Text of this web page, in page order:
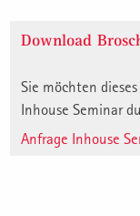
Download
Sie möchten
Inhouse Seminar
Anfrage Inhouse